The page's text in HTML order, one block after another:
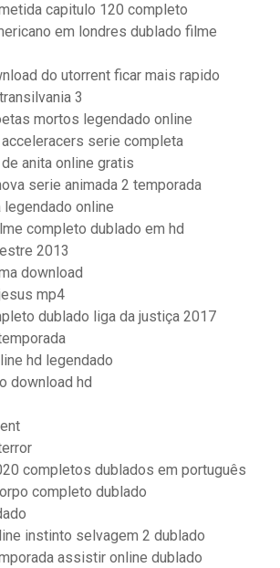
capitulo 120 completo
em londres dublado filme
do utorrent ficar mais rapido
3
mortos legendado online
serie completa
anita online gratis
serie animada 2 temporada
legendado online
completo dublado em hd
2013
download
mp4
dublado liga da justiça 2017
hd legendado
download hd
completos dublados em português
completo dublado
instinto selvagem 2 dublado
assistir online dublado